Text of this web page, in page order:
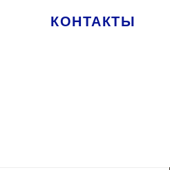
КОНТАКТЫ